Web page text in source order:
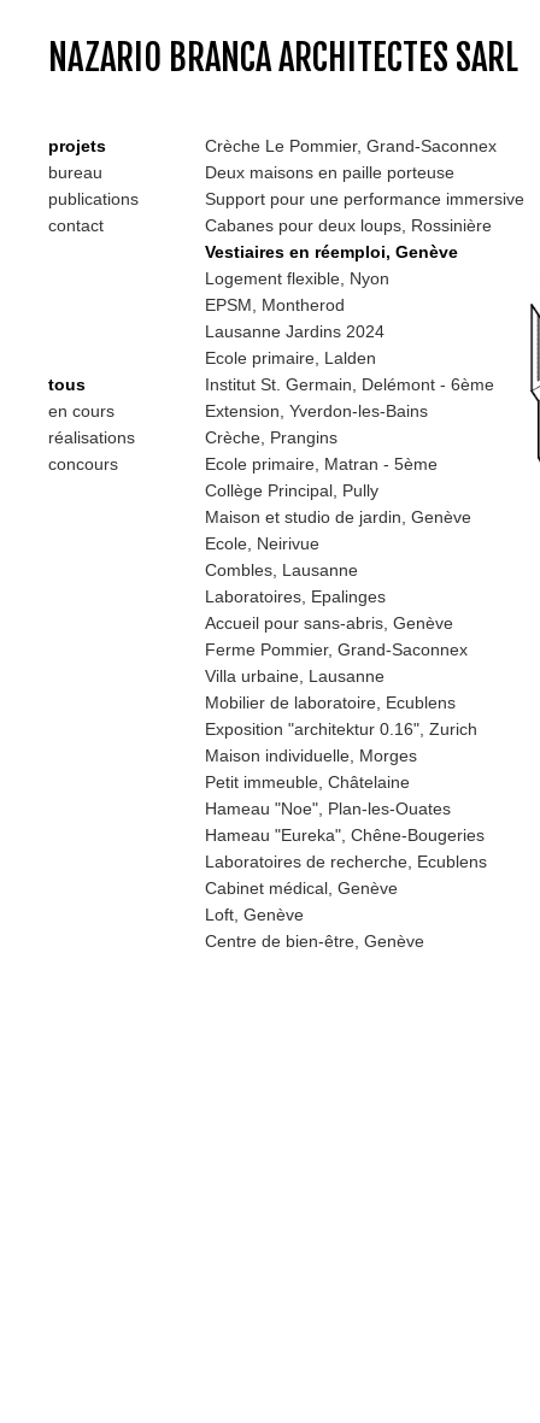
NAZARIO BRANCA ARCHITECTES SARL
projets
bureau
publications
contact
tous
en cours
réalisations
concours
Crèche Le Pommier, Grand-Saconnex
Deux maisons en paille porteuse
Support pour une performance immersive
Cabanes pour deux loups, Rossinière
Vestiaires en réemploi, Genève
Logement flexible, Nyon
EPSM, Montherod
Lausanne Jardins 2024
Ecole primaire, Lalden
Institut St. Germain, Delémont - 6ème
Extension, Yverdon-les-Bains
Crèche, Prangins
Ecole primaire, Matran - 5ème
Collège Principal, Pully
Maison et studio de jardin, Genève
Ecole, Neirivue
Combles, Lausanne
Laboratoires, Epalinges
Accueil pour sans-abris, Genève
Ferme Pommier, Grand-Saconnex
Villa urbaine, Lausanne
Mobilier de laboratoire, Ecublens
Exposition "architektur 0.16", Zurich
Maison individuelle, Morges
Petit immeuble, Châtelaine
Hameau "Noe", Plan-les-Ouates
Hameau "Eureka", Chêne-Bougeries
Laboratoires de recherche, Ecublens
Cabinet médical, Genève
Loft, Genève
Centre de bien-être, Genève